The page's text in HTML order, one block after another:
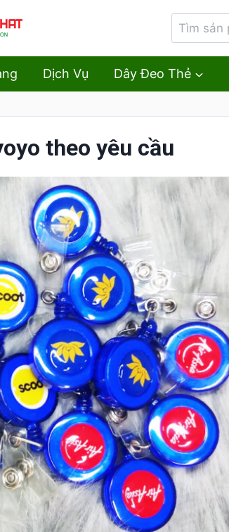
Dịch Vụ Dây Đeo Thẻ
theo yêu cầu